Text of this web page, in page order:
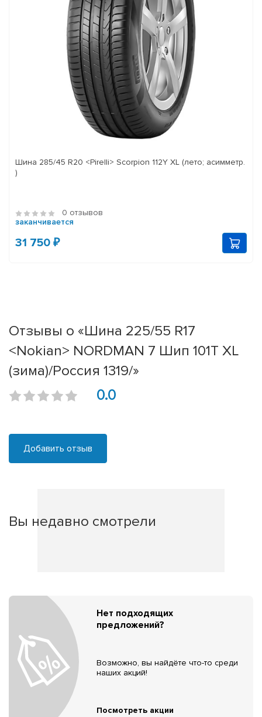
Шина 285/45 R20 <Pirelli> Scorpion 112Y XL (лето; асимметр.
)
0 отзывов
заканчивается
31 750 ₽
Отзывы о «Шина 225/55 R17
<Nokian> NORDMAN 7 Шип 101T XL
(зима)/Россия 1319/»
0.0
Добавить отзыв
Вы недавно смотрели
Нет подходящих
предложений?
Возможно, вы найдёте что-то среди
наших акций!
Посмотреть акции